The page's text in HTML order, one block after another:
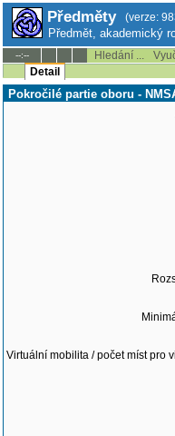
Předměty (verze:
Předmět, akademický
--:-- Hledání ...
Detail
Pokročilé partie oboru -
Virtuální mobilita / počet míst pro